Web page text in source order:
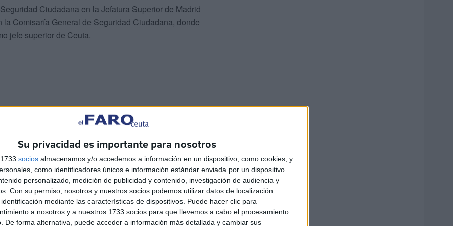
Su privacidad es importante para nosotros
socios almacenamos y/o accedemos a información en un dispositivo, como cookies, y
como identificadores únicos e información estándar enviada por un dispositivo
personalizado, medición de publicidad y contenido, investigación de audiencia y
Con su permiso, nosotros y nuestros socios podemos utilizar datos de localización
mediante las características de dispositivos. Puede hacer clic para
a nosotros y a nuestros 1733 socios para que llevemos a cabo el procesamiento
De forma alternativa, puede acceder a información más detallada y cambiar sus
Ciudadana en la Jefatura Superior de Madrid
Comisaría General de Seguridad Ciudadana, donde
jefe superior de Ceuta.
destacan una Cruz al Mérito Policial con distintivo